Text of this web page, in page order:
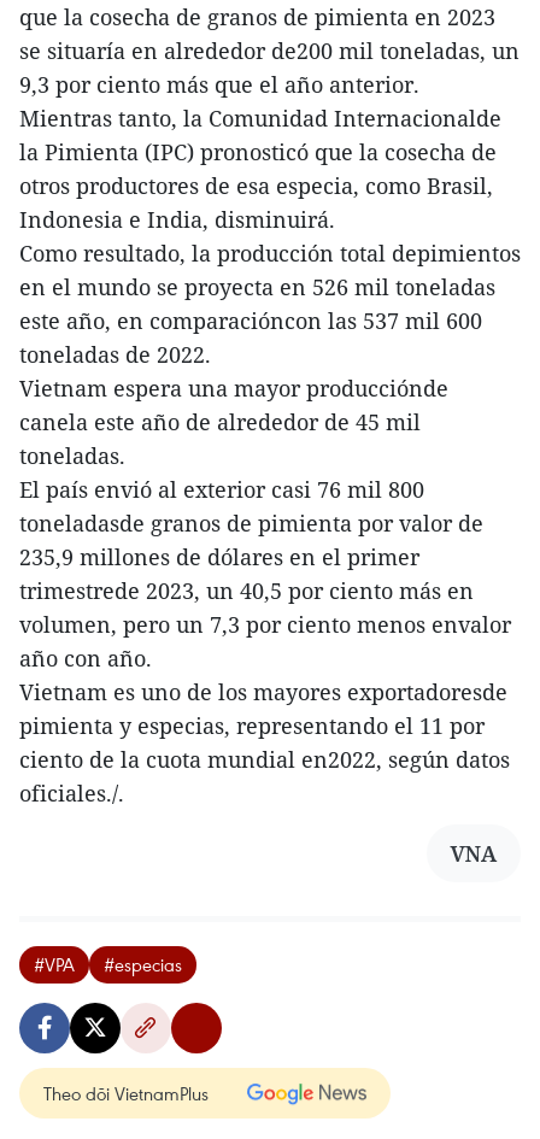
que la cosecha de granos de pimienta en 2023
se situaría en alrededor de200 mil toneladas, un
9,3 por ciento más que el año anterior.
Mientras tanto, la Comunidad Internacionalde
la Pimienta (IPC) pronosticó que la cosecha de
otros productores de esa especia, como Brasil,
Indonesia e India, disminuirá.
Como resultado, la producción total depimientos
en el mundo se proyecta en 526 mil toneladas
este año, en comparacióncon las 537 mil 600
toneladas de 2022.
Vietnam espera una mayor producciónde
canela este año de alrededor de 45 mil
toneladas.
El país envió al exterior casi 76 mil 800
toneladasde granos de pimienta por valor de
235,9 millones de dólares en el primer
trimestrede 2023, un 40,5 por ciento más en
volumen, pero un 7,3 por ciento menos envalor
año con año.
Vietnam es uno de los mayores exportadoresde
pimienta y especias, representando el 11 por
ciento de la cuota mundial en2022, según datos
oficiales./.
VNA
#VPA #especias
Theo dõi VietnamPlus